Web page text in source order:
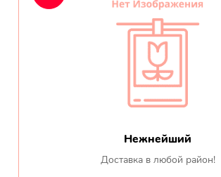
Нежнейший
Доставка в любой район!